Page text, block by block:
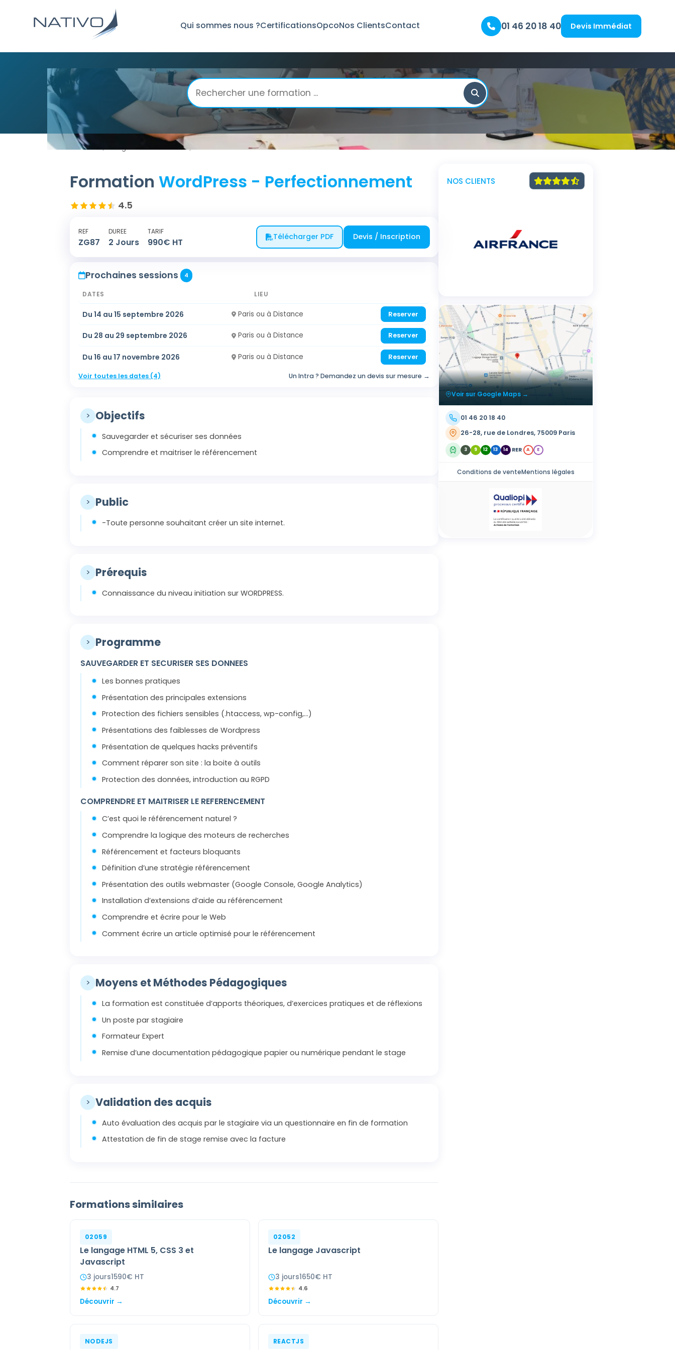
Qui sommes nous ?CertificationsOpcoNos ClientsContact 01 46 20 18 40 Devis Immédiat
Accueil Programmation Web WordPress - Perfectionnement
FormationWordPress - Perfectionnement
4.5
REF
ZG87
DUREE
2 Jours
TARIF
990€ HT Télécharger PDF Devis / Inscription
Prochaines sessions 4
DATES LIEU
Du 14 au 15 septembre 2026 Paris ou à Distance Reserver
Du 28 au 29 septembre 2026 Paris ou à Distance Reserver
Du 16 au 17 novembre 2026 Paris ou à Distance Reserver
Voir toutes les dates (4) Un Intra ? Demandez un devis sur mesure →
> Objectifs
Sauvegarder et sécuriser ses données
Comprendre et maitriser le référencement
> Public
-Toute personne souhaitant créer un site internet.
> Prérequis
Connaissance du niveau initiation sur WORDPRESS.
> Programme
SAUVEGARDER ET SECURISER SES DONNEES
Les bonnes pratiques
Présentation des principales extensions
Protection des fichiers sensibles (.htaccess, wp-config,…)
Présentations des faiblesses de Wordpress
Présentation de quelques hacks préventifs
Comment réparer son site : la boite à outils
Protection des données, introduction au RGPD
COMPRENDRE ET MAITRISER LE REFERENCEMENT
C’est quoi le référencement naturel ?
Comprendre la logique des moteurs de recherches
Référencement et facteurs bloquants
Définition d’une stratégie référencement
Présentation des outils webmaster (Google Console, Google Analytics)
Installation d’extensions d’aide au référencement
Comprendre et écrire pour le Web
Comment écrire un article optimisé pour le référencement
> Moyens et Méthodes Pédagogiques
La formation est constituée d’apports théoriques, d’exercices pratiques et de réflexions
Un poste par stagiaire
Formateur Expert
Remise d’une documentation pédagogique papier ou numérique pendant le stage
> Validation des acquis
Auto évaluation des acquis par le stagiaire via un questionnaire en fin de formation
Attestation de fin de stage remise avec la facture
Formations similaires
02059
Le langage HTML 5, CSS 3 et
Javascript
3 jours1590€ HT
4.7
Découvrir →
02052
Le langage Javascript
3 jours1650€ HT
4.6
Découvrir →
NODEJS REACTJS
NOS CLIENTS
Voir sur Google Maps →
01 46 20 18 40
26-28, rue de Londres, 75009 Paris
3 9 12 13 14 RER A E
Conditions de venteMentions légales